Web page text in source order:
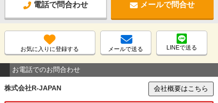
電話で問合わせ メールで問合せ
お気に入りに登録する メールで送る LINEで送る
お電話でのお問合わせ
株式会社R-JAPAN 会社概要はこちら